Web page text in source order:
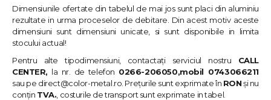
Dimensiunile ofertate din tabelul de mai jos sunt placi din aluminiu
rezultate in urma proceselor de debitare. Din acest motiv aceste
dimensiuni sunt dimensiuni unicate, si sunt disponibile in limita
stocului actual!
Pentru alte tipodimensiuni, contactați serviciul nostru CALL
CENTER, la nr. de telefon 0266-206050,mobil 0743066211
sau pe direct@color-metal.ro . Prețurile sunt exprimate în RONși nu
conțin TVA. , costurile de transport sunt exprimate in tabel.